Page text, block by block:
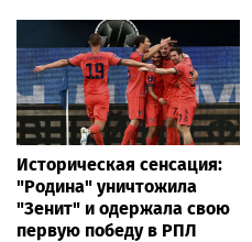
Историческая сенсация:
"Родина" уничтожила
"Зенит" и одержала свою
первую победу в РПЛ